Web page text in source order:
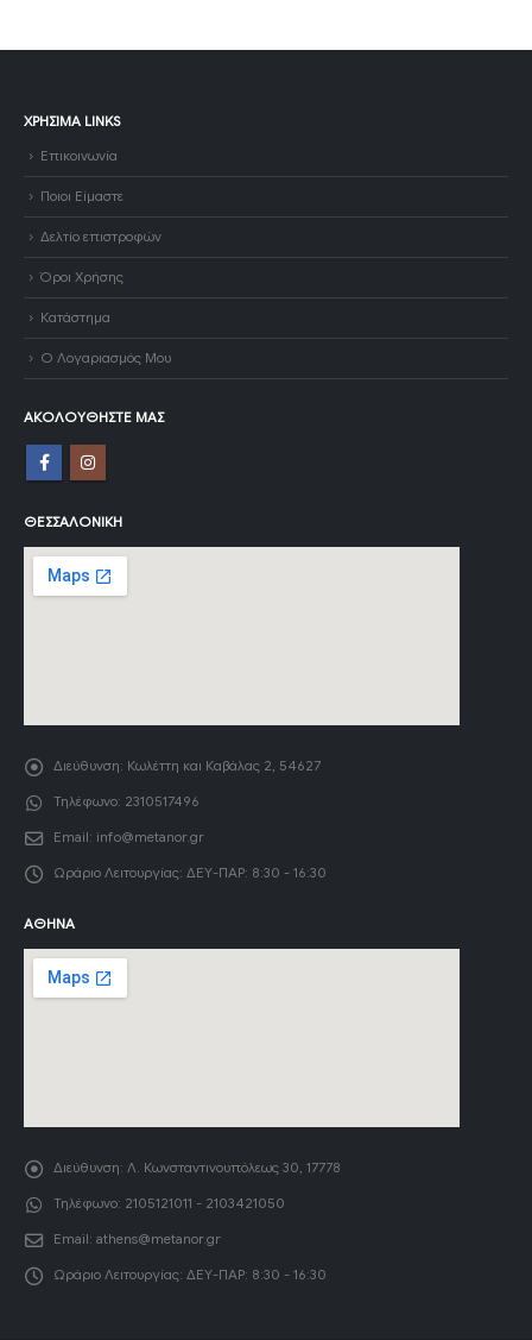
ΧΡΉΣΙΜΑ LINKS
Επικοινωνία
Ποιοι Είμαστε
Δελτίο επιστροφών
Όροι Χρήσης
Κατάστημα
Ο Λογαριασμός Μου
ΑΚΟΛΟΥΘΉΣΤΕ ΜΑΣ
ΘΕΣΣΑΛΟΝΊΚΗ
Διεύθυνση: Κωλέττη και Καβάλας 2, 54627
Τηλέφωνο: 2310517496
Email: info@metanor.gr
Ωράριο Λειτουργίας: ΔΕΥ-ΠΑΡ: 8:30 - 16:30
ΑΘΉΝΑ
Διεύθυνση: Λ. Κωνσταντινουπόλεως 30, 17778
Τηλέφωνο: 2105121011 - 2103421050
Email: athens@metanor.gr
Ωράριο Λειτουργίας: ΔΕΥ-ΠΑΡ: 8:30 - 16:30